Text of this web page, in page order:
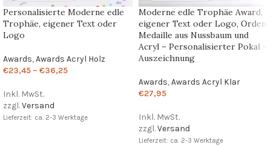
Personalisierte Moderne edle
Trophäe, eigener Text oder
Logo
Awards,Awards Acryl Holz
€23,45 – €36,25
Inkl. MwSt.
zzgl.Versand
Lieferzeit: ca. 2-3 Werktage
Moderne edle Trophäe Award,
eigener Text oder Logo, Orden
Medaille aus Nussbaum und
Acryl – Personalisierter Pokal –
Auszeichnung
Awards,Awards Acryl Klar
€27,95
Inkl. MwSt.
zzgl.Versand
Lieferzeit: ca. 2-3 Werktage